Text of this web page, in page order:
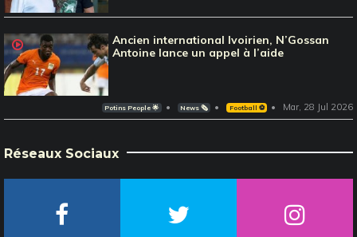
Ancien international Ivoirien, N’Gossan
Antoine lance un appel à l’aide
Potins People 🌟 News 🗞️ Football ⚽️ Mar, 28 Jul 2026
Réseaux Sociaux